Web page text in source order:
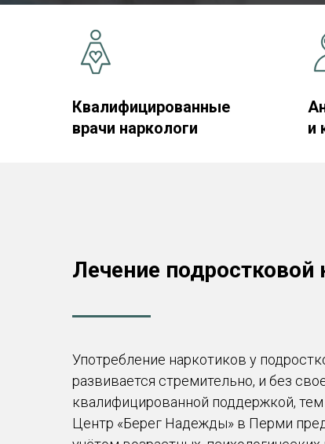
Квалифицированные
врачи наркологи
и
Лечение
Употребление наркотиков у
развивается стремительно, и без
квалифицированной поддержкой,
Центр «Берег Надежды» в Перми